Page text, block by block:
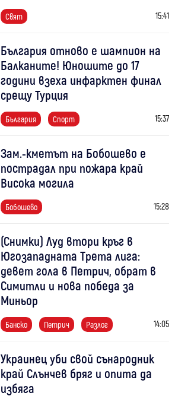
Свят 15:41
България отново е шампион на
Балканите! Юношите до 17
години взеха инфарктен финал
срещу Турция
България Спорт 15:37
Зам.-кметът на Бобошево е
пострадал при пожара край
Висока могила
Бобошево 15:28
(Снимки) Луд втори кръг в
Югозападната Трета лига:
девет гола в Петрич, обрат в
Симитли и нова победа за
Миньор
Банско Петрич Разлог 14:05
Украинец уби свой сънародник
край Слънчев бряг и опита да
избяга